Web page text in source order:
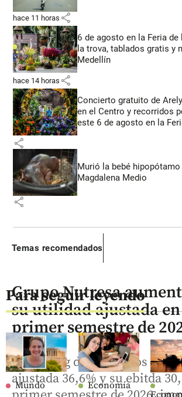
hace 11 horas share
6 de agosto en la Feria
la trova, tablados gratis y
Medellín
hace 14 horas share
Concierto gratuito de
en el Centro y recorridos
este 6 de agosto en la
share
Murió la bebé hipopótamo
Magdalena Medio
share
Temas recomendados
Para seguir leyendo
Mundo Economía
Grupo Nutresa
su utilidad ajustada
primer semestre de
El holding de alimentos
ajustada 36,6% y su ebitda